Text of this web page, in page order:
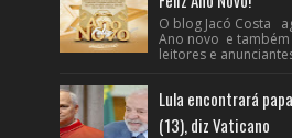
O blog Jacó Costa
Ano novo e
leitores e
Lula encontrará
(13), diz Vaticano